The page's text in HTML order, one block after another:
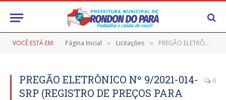
VOCÊ ESTÁ EM: Página Inicial » Licitações » PREGÃO ELETRÔNICO Nº 9/2021-014-SRP (REGISTRO DE PREÇOS PARA FUTURA AQUISIÇÃO DE DIVERSOS MATERIAIS DE LABORATÓRIO)
PREGÃO ELETRÔNICO Nº 9/2021-014-
SRP (REGISTRO DE PREÇOS PARA
0